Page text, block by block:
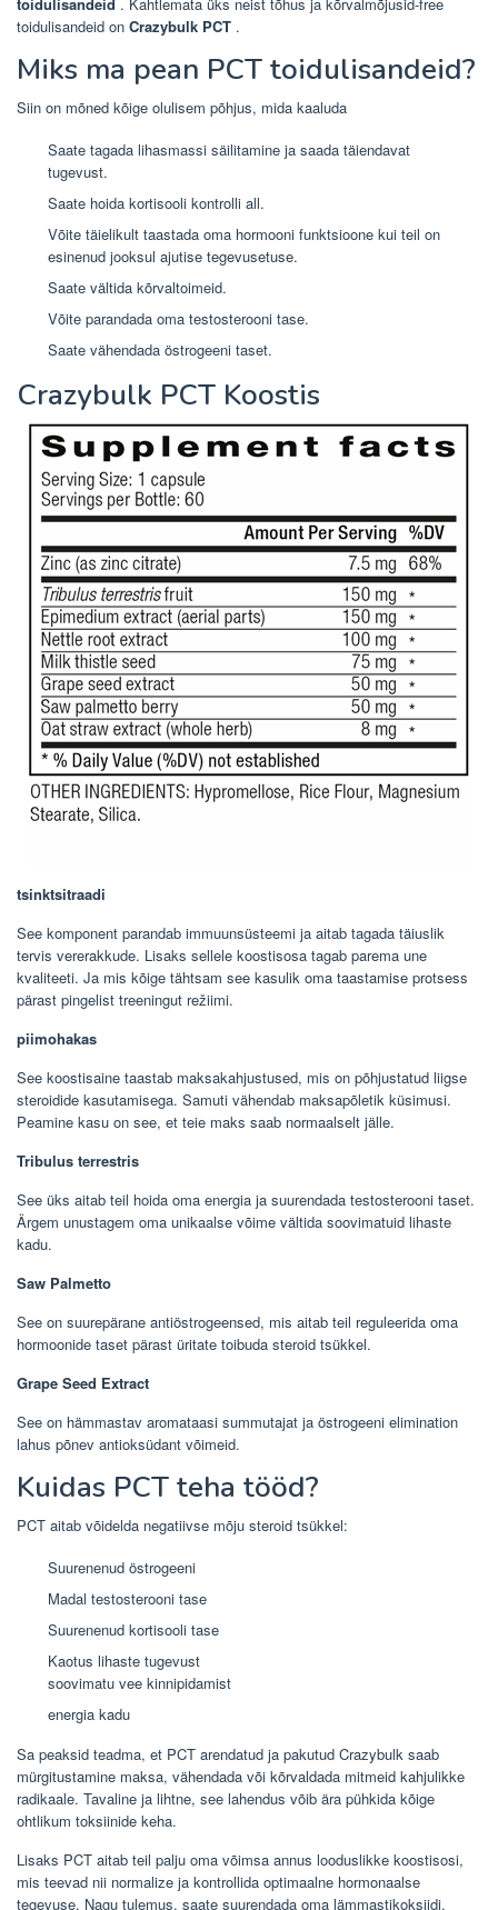
toidulisandeid on Crazybulk PCT .
Miks ma pean PCT toidulisandeid?
Siin on mõned kõige olulisem põhjus, mida kaaluda
Saate tagada lihasmassi säilitamine ja saada täiendavat
tugevust.
Saate hoida kortisooli kontrolli all.
Võite täielikult taastada oma hormooni funktsioone kui teil on
esinenud jooksul ajutise tegevusetuse.
Saate vältida kõrvaltoimeid.
Võite parandada oma testosterooni tase.
Saate vähendada östrogeeni taset.
Crazybulk PCT Koostis
tsinktsitraadi
See komponent parandab immuunsüsteemi ja aitab tagada täiuslik
tervis vererakkude. Lisaks sellele koostisosa tagab parema une
kvaliteeti. Ja mis kõige tähtsam see kasulik oma taastamise protsess
pärast pingelist treeningut režiimi.
piimohakas
See koostisaine taastab maksakahjustused, mis on põhjustatud liigse
steroidide kasutamisega. Samuti vähendab maksapõletik küsimusi.
Peamine kasu on see, et teie maks saab normaalselt jälle.
Tribulus terrestris
See üks aitab teil hoida oma energia ja suurendada testosterooni taset.
Ärgem unustagem oma unikaalse võime vältida soovimatuid lihaste
kadu.
Saw Palmetto
See on suurepärane antiöstrogeensed, mis aitab teil reguleerida oma
hormoonide taset pärast üritate toibuda steroid tsükkel.
Grape Seed Extract
See on hämmastav aromataasi summutajat ja östrogeeni elimination
lahus põnev antioksüdant võimeid.
Kuidas PCT teha tööd?
PCT aitab võidelda negatiivse mõju steroid tsükkel:
Suurenenud östrogeeni
Madal testosterooni tase
Suurenenud kortisooli tase
Kaotus lihaste tugevust
soovimatu vee kinnipidamist
energia kadu
Sa peaksid teadma, et PCT arendatud ja pakutud Crazybulk saab
mürgitustamine maksa, vähendada või kõrvaldada mitmeid kahjulikke
radikaale. Tavaline ja lihtne, see lahendus võib ära pühkida kõige
ohtlikum toksiinide keha.
Lisaks PCT aitab teil palju oma võimsa annus looduslikke koostisosi,
mis teevad nii normalize ja kontrollida optimaalne hormonaalse
tegevuse. Nagu tulemus, saate suurendada oma lämmastikoksiidi,